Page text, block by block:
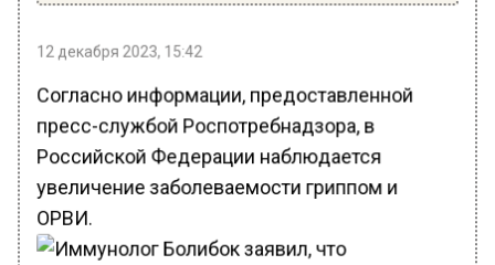
12 декабря 2023, 15:42
Согласно информации, предоставленной
пресс-службой Роспотребнадзора, в
Российской Федерации наблюдается
увеличение заболеваемости гриппом и
ОРВИ.